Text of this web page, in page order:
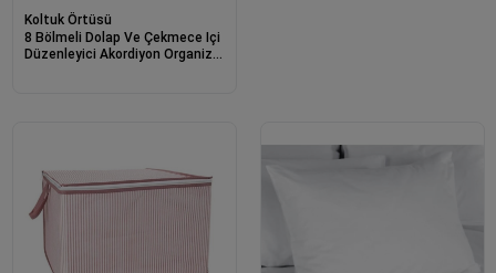
Koltuk Örtüsü
8 Bölmeli Dolap Ve Çekmece Içi
Düzenleyici Akordiyon Organizer